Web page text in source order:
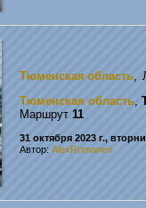
Тюменская область,
Тюменская область,
Маршрут 11
31 октября 2023 г.,
Автор: AlexRomanen